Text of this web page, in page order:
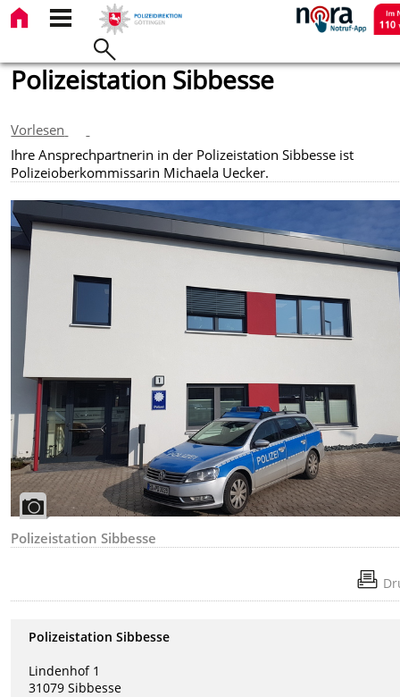
Polizeistation Sibbesse
Vorlesen
Ihre Ansprechpartnerin in der Polizeistation Sibbesse ist
Polizeioberkommissarin Michaela Uecker.
Polizeistation Sibbesse
Polizeistation Sibbesse
Lindenhof 1
31079 Sibbesse